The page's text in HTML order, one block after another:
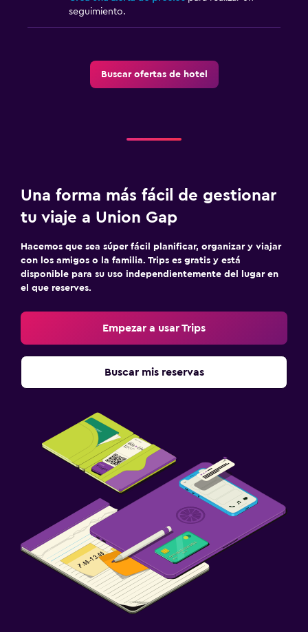
Piscina al aire libre
seguimiento.
Buscar ofertas de hotel
Una forma más fácil de gestionar
tu viaje a Union Gap
Hacemos que sea súper fácil planificar, organizar y viajar
con los amigos o la familia. Trips es gratis y está
disponible para su uso independientemente del lugar en
el que reserves.
Empezar a usar Trips
Buscar mis reservas